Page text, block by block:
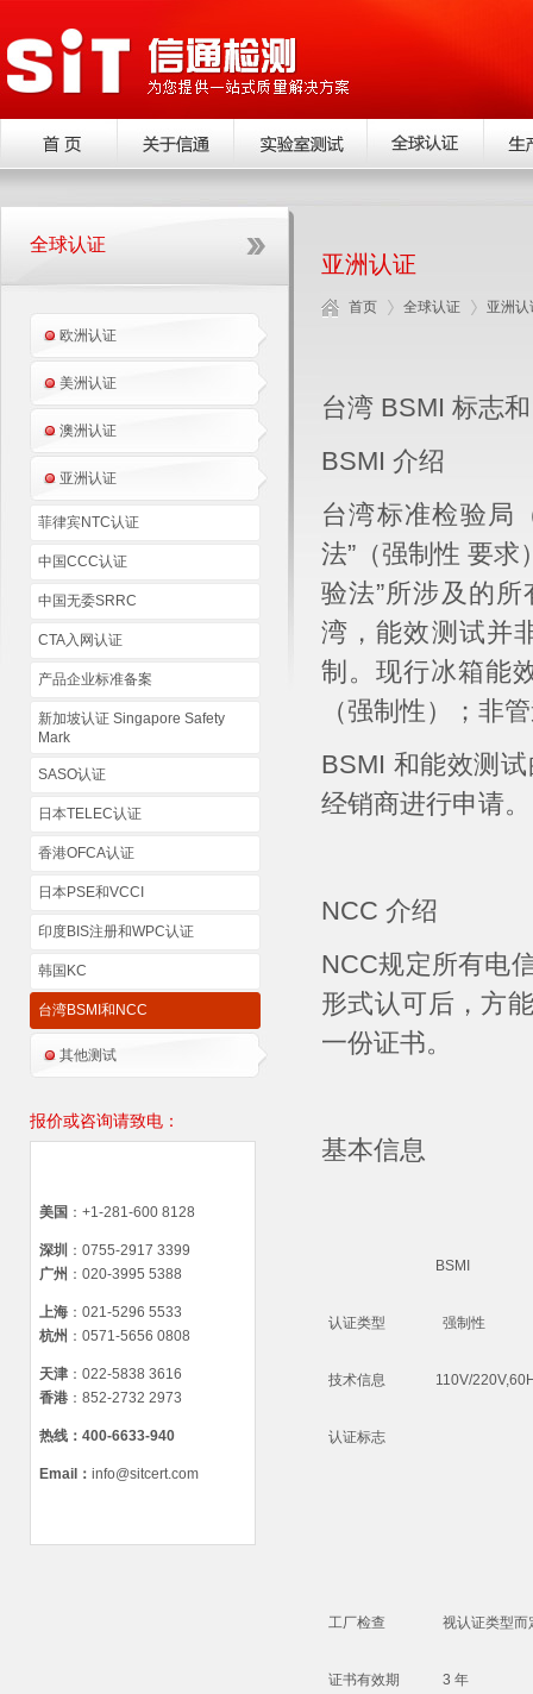
全球认证
欧洲认证
美洲认证
澳洲认证
亚洲认证
菲律宾NTC认证
中国CCC认证
中国无委SRRC
CTA入网认证
产品企业标准备案
新加坡认证 Singapore Safety
Mark
SASO认证
日本TELEC认证
香港OFCA认证
日本PSE和VCCI
印度BIS注册和WPC认证
韩国KC
台湾BSMI和NCC
其他测试
报价或咨询请致电：
美国 ：+1-281-600 8128
深圳 ：0755-2917 3399
广州 ：020-3995 5388
上海 ：021-5296 5533
杭州 ：0571-5656 0808
天津 ：022-5838 3616
香港 ：852-2732 2973
热线： 400-6633-940
Email ： info@sitcert.com
亚洲认证
首页 全球认证 亚洲认
台湾 BSMI 标志
BSMI 介绍
台湾标准检验局
法”（强制性 要求
验法”所涉及的
湾，能效测试并
制。现行冰箱能
（强制性）；非
BSMI 和能效测
经销商进行申请。
NCC 介绍
NCC规定所有电
形式认可后，方
一份证书。
基本信息
BSMI
认证类型 强制性
技术信息 110V/
认证标志
工厂检查 视认证类型而
证书有效期 3 年